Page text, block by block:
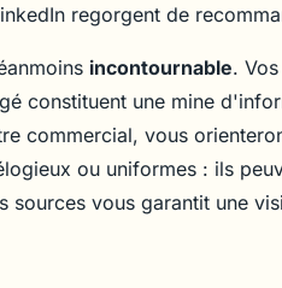
regorgent de
incontournable.
constituent une mine
commercial, vous
ou uniformes : ils
sources vous garantit une